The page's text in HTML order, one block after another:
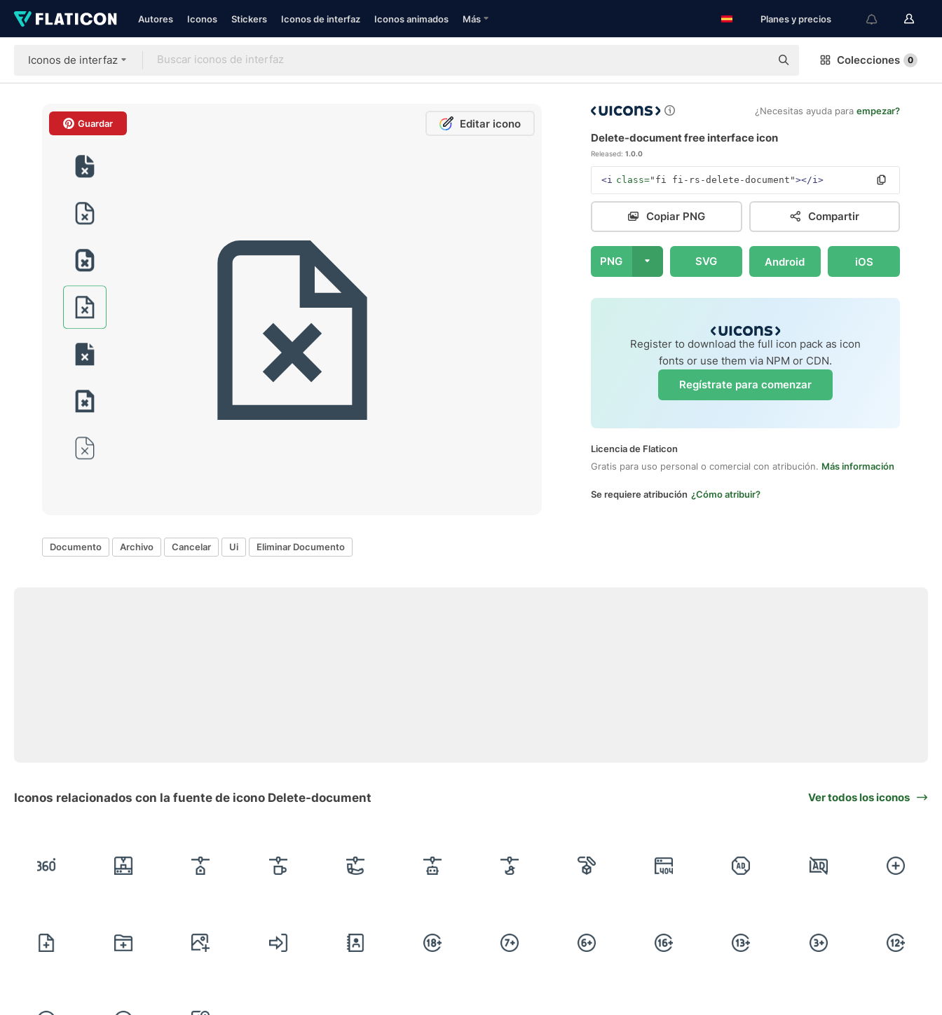
Autores Iconos Stickers Iconos de interfaz Iconos animados Más Planes y precios
Iconos de interfaz Colecciones 0
Guardar Editar icono
¿Necesitas ayuda para empezar?
Delete-document free interface icon
Released: 1.0.0
<i class="fi fi-rs-delete-document"></i>
Copiar PNG Compartir
PNG SVG Android iOS
Register to download the full icon pack as icon
fonts or use them via NPM or CDN.
Regístrate para comenzar
Licencia de Flaticon
Gratis para uso personal o comercial con atribución. Más información
Se requiere atribución ¿Cómo atribuir?
Documento Archivo Cancelar Ui Eliminar Documento
Iconos relacionados con la fuente de icono Delete-document Ver todos los iconos